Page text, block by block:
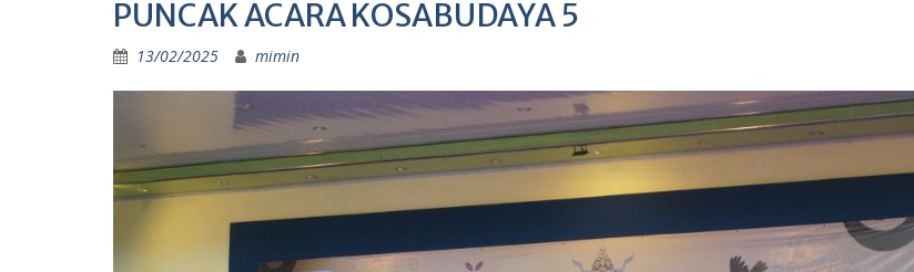
PUNCAK ACARA KOSABUDAYA 5
13/02/2025 mimin